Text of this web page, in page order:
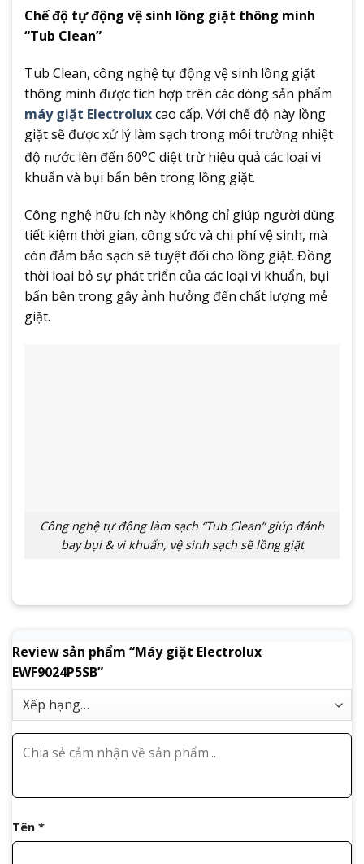
Chế độ tự động vệ sinh lồng giặt thông minh
“Tub Clean”
Tub Clean, công nghệ tự động vệ sinh lồng giặt
thông minh được tích hợp trên các dòng sản phẩm
máy giặt Electroluxcao cấp. Với chế độ này lồng
giặt sẽ được xử lý làm sạch trong môi trường nhiệt
độ nước lên đến 60oC diệt trừ hiệu quả các loại vi
khuẩn và bụi bẩn bên trong lồng giặt.
Công nghệ hữu ích này không chỉ giúp người dùng
tiết kiệm thời gian, công sức và chi phí vệ sinh, mà
còn đảm bảo sạch sẽ tuyệt đối cho lồng giặt. Đồng
thời loại bỏ sự phát triển của các loại vi khuẩn, bụi
bẩn bên trong gây ảnh hưởng đến chất lượng mẻ
giặt.
Công nghệ tự động làm sạch “Tub Clean” giúp đánh
bay bụi & vi khuẩn, vệ sinh sạch sẽ lồng giặt
Review sản phẩm “Máy giặt Electrolux
EWF9024P5SB”
Tên *